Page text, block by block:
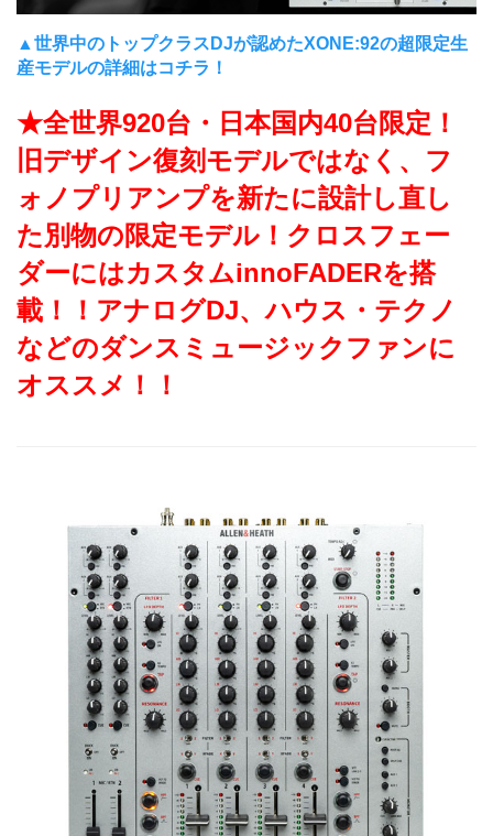
▲世界中のトップクラスDJが認めたXONE:92の超限定生
産モデルの詳細はコチラ！
★全世界920台・日本国内40台限定！
旧デザイン復刻モデルではなく、フ
ォノプリアンプを新たに設計し直し
た別物の限定モデル！クロスフェー
ダーにはカスタムinnoFADERを搭
載！！アナログDJ、ハウス・テクノ
などのダンスミュージックファンに
オススメ！！